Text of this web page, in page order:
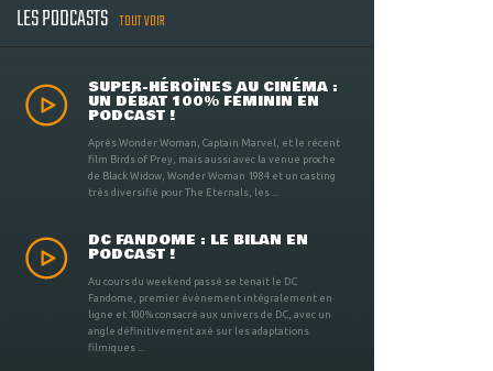
LES PODCASTS TOUT VOIR
SUPER-HÉROÏNES AU CINÉMA :
UN DÉBAT 100% FÉMININ EN
PODCAST !
Après Wonder Woman, Captain Marvel, et le récent
film Birds of Prey, mais aussi avec la venue proche
de Black Widow, Wonder Woman 1984 et un casting
très diversifié pour The Eternals, les ...
DC FANDOME : LE BILAN EN
PODCAST !
Au cours du weekend passé se tenait le DC
Fandome, premier évènement intégralement en
ligne et 100% consacré aux univers de DC, avec un
angle définitivement axé sur les adaptations
filmiques ...